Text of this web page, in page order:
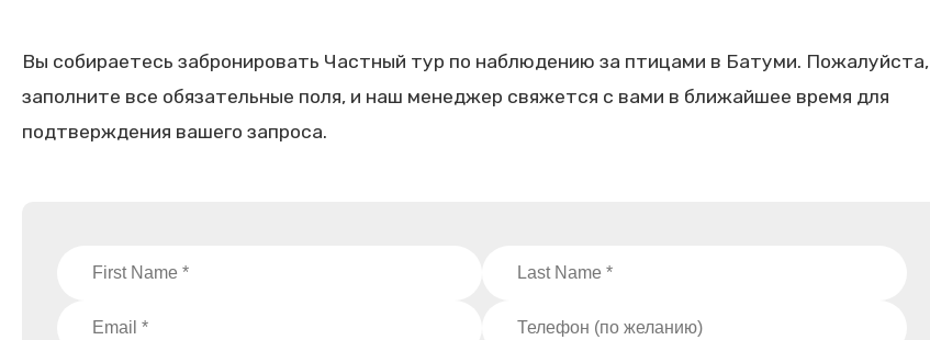
Вы собираетесь забронировать Частный тур по наблюдению за птицами в Батуми. Пожалуйста,
заполните все обязательные поля, и наш менеджер свяжется с вами в ближайшее время для
подтверждения вашего запроса.